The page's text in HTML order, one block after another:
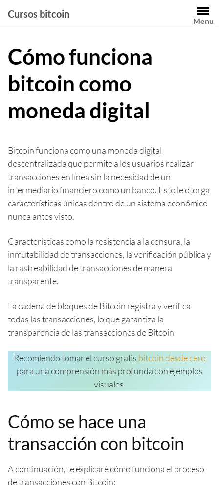
contenido
Cursos bitcoin
Menu
Cómo funciona
bitcoin como
moneda digital
Bitcoin funciona como una moneda digital
descentralizada que permite a los usuarios realizar
transacciones en línea sin la necesidad de un
intermediario financiero como un banco. Esto le otorga
características únicas dentro de un sistema económico
nunca antes visto.
Características como la resistencia a la censura, la
inmutabilidad de transacciones, la verificación pública y
la rastreabilidad de transacciones de manera
transparente.
La cadena de bloques de Bitcoin registra y verifica
todas las transacciones, lo que garantiza la
transparencia de las transacciones de Bitcoin.
Recomiendo tomar el curso gratis bitcoin desde cero
para una comprensión más profunda con ejemplos
visuales.
Cómo se hace una
transacción con bitcoin
A continuación, te explicaré cómo funciona el proceso
de transacciones con Bitcoin: